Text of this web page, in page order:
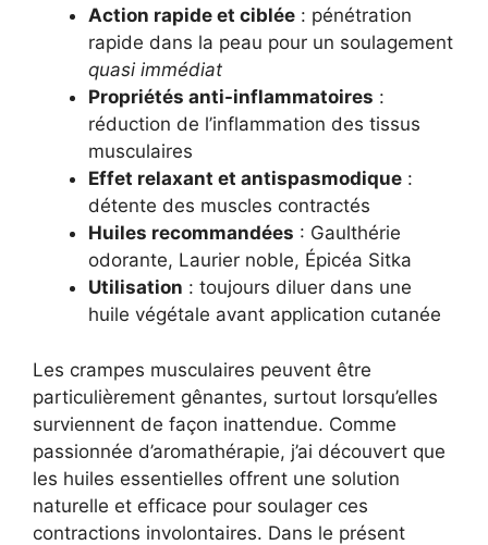
Action rapide et ciblée : pénétration
rapide dans la peau pour un soulagement
quasi immédiat
Propriétés anti-inflammatoires :
réduction de l’inflammation des tissus
musculaires
Effet relaxant et antispasmodique :
détente des muscles contractés
Huiles recommandées : Gaulthérie
odorante, Laurier noble, Épicéa Sitka
Utilisation : toujours diluer dans une
huile végétale avant application cutanée
Les crampes musculaires peuvent être
particulièrement gênantes, surtout lorsqu’elles
surviennent de façon inattendue. Comme
passionnée d’aromathérapie, j’ai découvert que
les huiles essentielles offrent une solution
naturelle et efficace pour soulager ces
contractions involontaires. Dans le présent